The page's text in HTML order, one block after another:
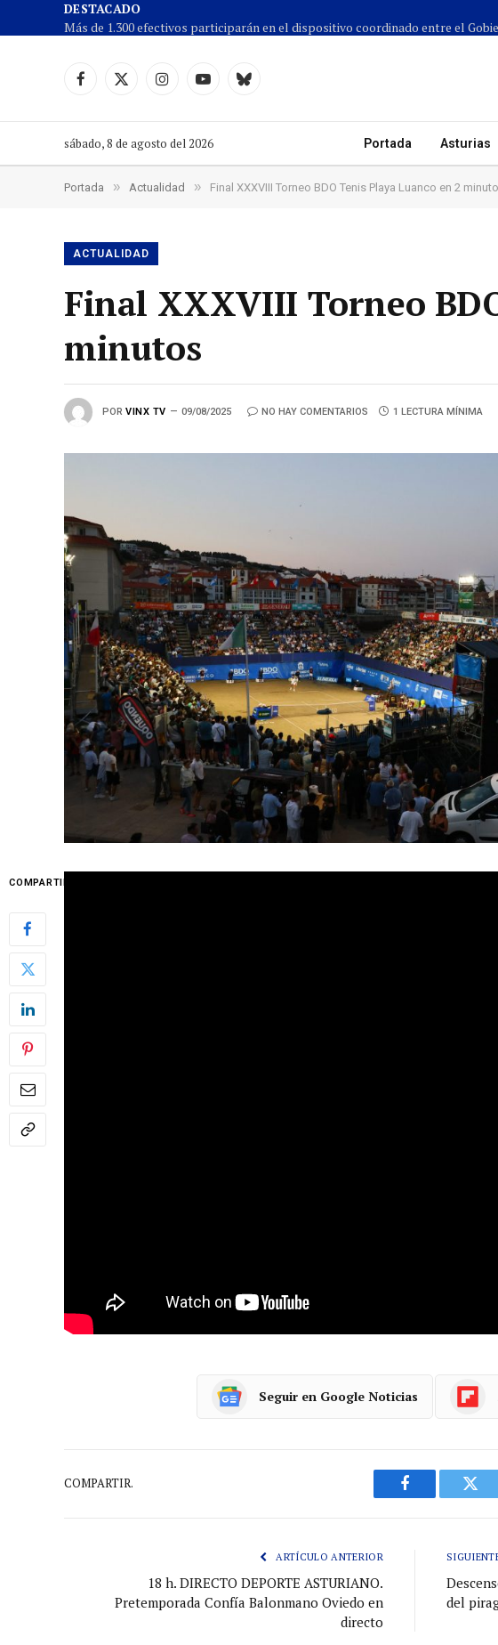
DESTACADO
Facebook
X
InstagramYouTubeCielo
sábado, 8 de agosto del 2026 Portada Asturias
Portada » Actualidad » Final XXXVIII Torneo BDO Tenis Playa Luanco en 2
ACTUALIDAD
Final XXXVIII Torneo
minutos
POR VINX TV 09/08/2025 NO HAY COMENTARIOS 1 LECTURA MÍNIMA
COMPARTIR
Thiem por un doble 6-4, en una hora y 16 minutos, ante casi
Seguir en Google Noticias
COMPARTIR.
Facebook
ARTÍCULO ANTERIOR
18 h. DIRECTO DEPORTE ASTURIANO.
Pretemporada Confía Balonmano Oviedo en
directo
del